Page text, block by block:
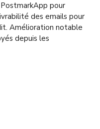
pour
des emails pour
Amélioration notable
depuis les